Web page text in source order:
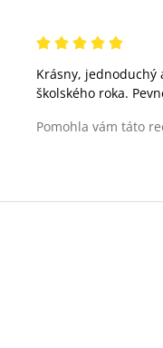
Krásny, jednoduchý
školského roka.
Pomohla vám táto